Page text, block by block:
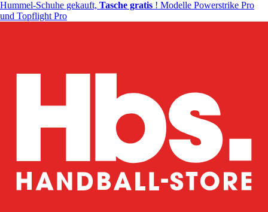
Hummel-Schuhe gekauft, Tasche gratis ! Modelle Powerstrike Pro
und Topflight Pro